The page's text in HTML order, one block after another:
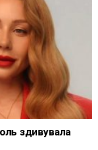
здивувала